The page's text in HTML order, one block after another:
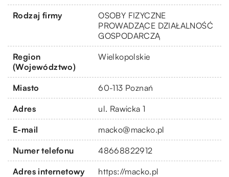
Rodzaj firmy
OSOBY FIZYCZNE
PROWADZĄCE DZIAŁALNOŚĆ
GOSPODARCZĄ
Region
(Województwo)
Wielkopolskie
Miasto 60-113 Poznań
Adres ul. Rawicka 1
E-mail macko@macko.pl
Numer telefonu 48668822912
Adres internetowy https://macko.pl